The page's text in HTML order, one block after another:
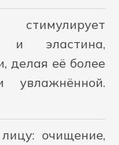
и эластина,
делая её более
увлажнённой.
очищение,